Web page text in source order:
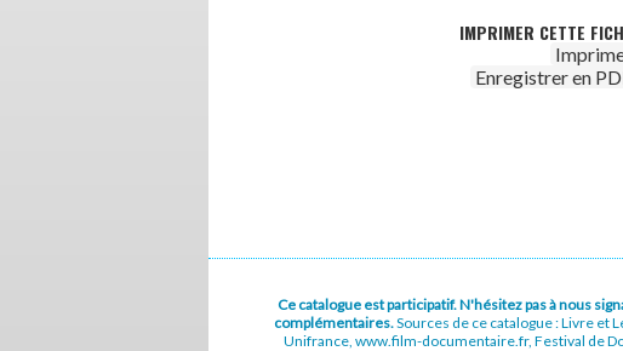
IMPRIMER CETTE
Enregistrer en
Ce catalogue est participatif. N'hésitez pas à nous
complémentaires.Sources de ce catalogue : Livre et
Unifrance, www.film-documentaire.fr, Festival de